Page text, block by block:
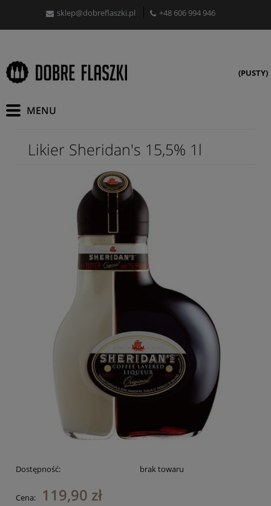
sklep@dobreflaszki.pl +48 606 994 946
(PUSTY)
Likier Sheridan's 15,5% 1l
Dostępność: brak towaru
Cena: 119,90 zł